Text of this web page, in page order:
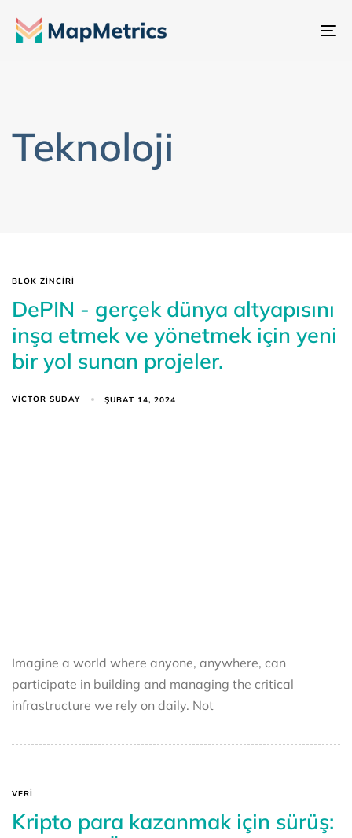
Teknoloji
BLOK ZINCIRI
DePIN - gerçek dünya altyapısını
inşa etmek ve yönetmek için yeni
bir yol sunan projeler.
VICTOR SUDAY ŞUBAT 14, 2024
Imagine a world where anyone, anywhere, can
participate in building and managing the critical
infrastructure we rely on daily. Not
VERI
Kripto para kazanmak için sürüş: